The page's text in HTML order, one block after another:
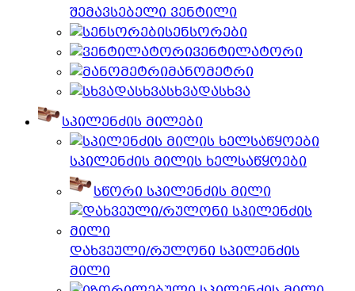
შემავსებელი ვენტილი
სენსორები
ვენტილატორი
მანომეტრი
სხვადასხვა
სპილენძის მილები
სპილენძის მილის ხელსაწყოები
სწორი სპილენძის მილი
დახვეული/რულონი სპილენძის
მილი